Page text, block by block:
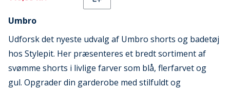
Umbro
Udforsk det nyeste udvalg af Umbro shorts og badetøj
hos Stylepit. Her præsenteres et bredt sortiment af
svømme shorts i livlige farver som blå, flerfarvet og
gul. Opgrader din garderobe med stilfuldt og